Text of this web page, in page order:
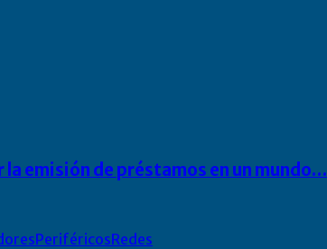
emisión de préstamos en un mundo…
PeriféricosRedes